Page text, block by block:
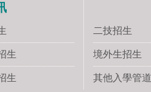
生
生
二技招生
境外生招生
其他入學管道